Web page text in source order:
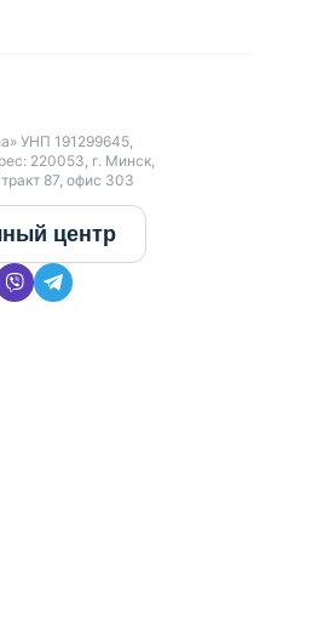
УНП 191299645,
220053, г. Минск,
87, офис 303
центр